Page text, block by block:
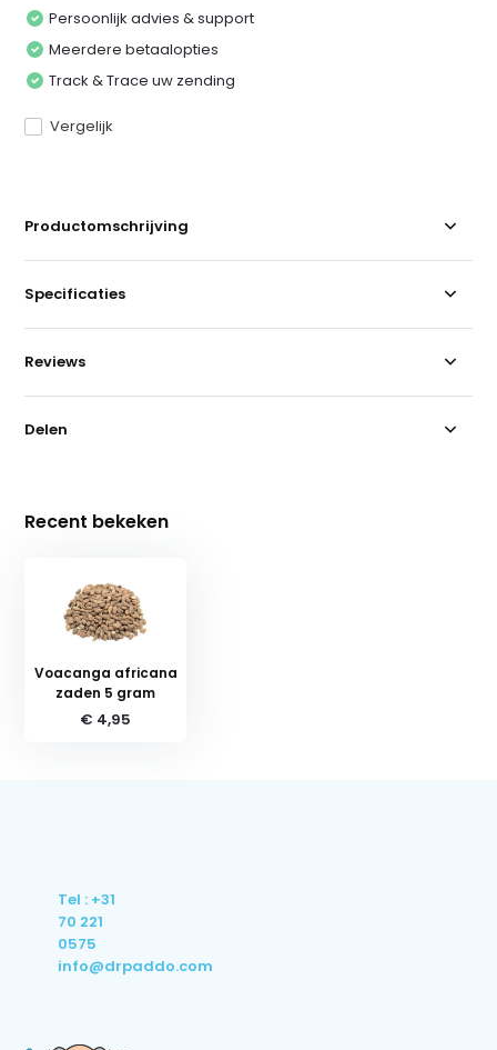
Persoonlijk advies & support
Meerdere betaalopties
Track & Trace uw zending
Vergelijk
Productomschrijving
Specificaties
Reviews
Delen
Recent bekeken
Voacanga africana
zaden 5 gram
€ 4,95
Tel : +31
70 221
0575
info@drpaddo.com